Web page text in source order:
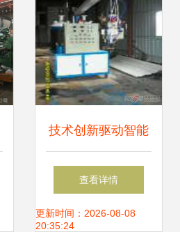
技术创新驱动智能
制造 科泰聚氨酯机
械设备与数控机床
查看详情
更新时间：2026-08-08
20:35:24